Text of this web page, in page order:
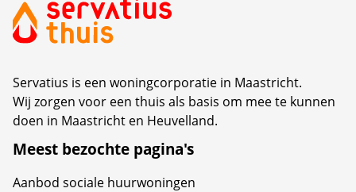
Servatius is een woningcorporatie in Maastricht.
Wij zorgen voor een thuis als basis om mee te kunnen
doen in Maastricht en Heuvelland.
Meest bezochte pagina's
Aanbod sociale huurwoningen